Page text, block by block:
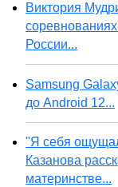
Виктория
России...
Samsung
до Android 12...
"Я себя
Казанова
материнстве...